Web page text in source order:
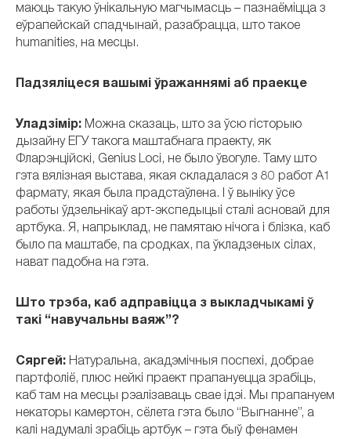
маюць такую ўнікальную магчымасць – пазнаёміцца з
еўрапейскай спадчынай, разабрацца, што такое
humanities, на месцы.
Падзяліцеся вашымі ўражаннямі аб праекце
Уладзімір: Можна сказаць, што за ўсю гісторыю
дызайну ЕГУ такога маштабнага праекту, як
Фларэнційскі, Genius Loci, не было ўвогуле. Таму што
гэта вялізная выстава, якая складалася з 80 работ А1
фармату, якая была прадстаўлена. І ў выніку ўсе
работы ўдзельнікаў арт-экспедыцыі сталі асновай для
артбука. Я, напрыклад, не памятаю нічога і блізка, каб
было па маштабе, па сродках, па ўкладзеных сілах,
нават падобна на гэта.
Што трэба, каб адправіцца з выкладчыкамі ў
такі “навучальны ваяж”?
Сяргей: Натуральна, акадэмічныя поспехі, добрае
партфоліё, плюс нейкі праект прапануецца зрабіць,
каб там на месцы рэалізаваць свае ідэі. Мы прапануем
некаторы камертон, сёлета гэта было “Выгнанне”, а
калі надумалі зрабіць артбук – гэта быў фенамен